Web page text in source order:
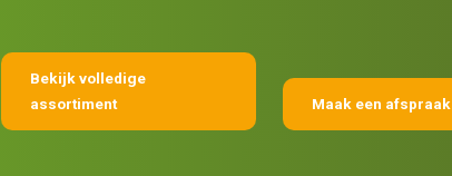
Bekijk volledige
assortiment
Maak een afspraak